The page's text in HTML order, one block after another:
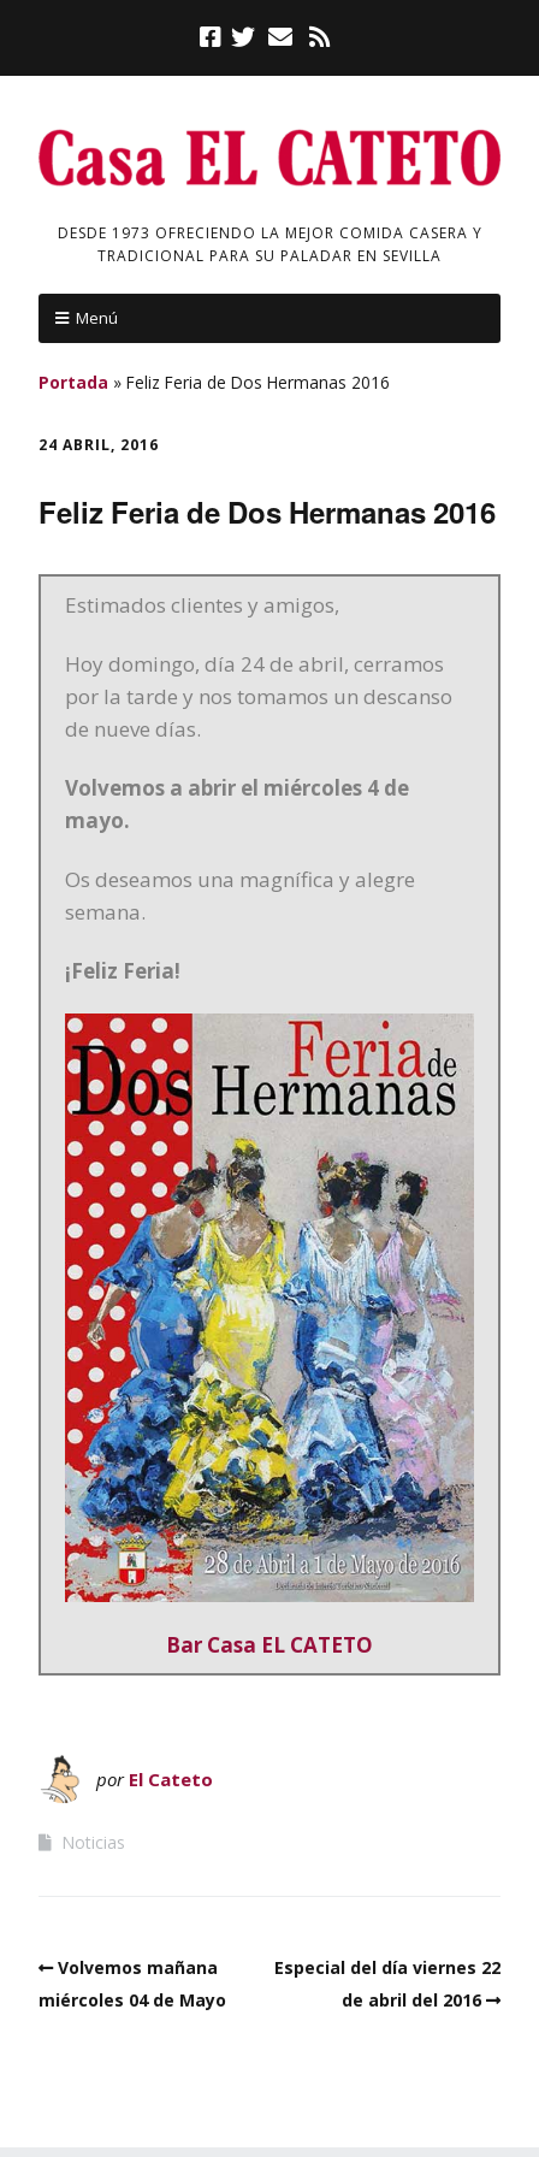
DESDE 1973 OFRECIENDO LA MEJOR COMIDA CASERA Y
TRADICIONAL PARA SU PALADAR EN SEVILLA
Menú
Portada » Feliz Feria de Dos Hermanas 2016
24 ABRIL, 2016
Feliz Feria de Dos Hermanas 2016
Estimados clientes y amigos,
Hoy domingo, día 24 de abril, cerramos
por la tarde y nos tomamos un descanso
de nueve días.
Volvemos a abrir el miércoles 4 de
mayo.
Os deseamos una magnífica y alegre
semana.
¡Feliz Feria!
Bar Casa EL CATETO
por El Cateto
Noticias
Volvemos mañana
miércoles 04 de Mayo
Especial del día viernes 22
de abril del 2016